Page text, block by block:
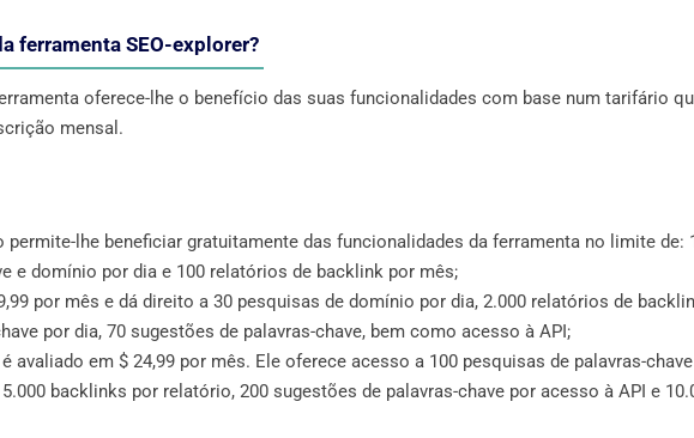
ferramenta SEO-explorer?
oferece-lhe o benefício das suas funcionalidades com base num tarifário
mensal.
permite-lhe beneficiar gratuitamente das funcionalidades da ferramenta no limite de:
e domínio por dia e 100 relatórios de backlink por mês;
por mês e dá direito a 30 pesquisas de domínio por dia, 2.000 relatórios de
por dia, 70 sugestões de palavras-chave, bem como acesso à API;
avaliado em $ 24,99 por mês. Ele oferece acesso a 100 pesquisas de palavras-
backlinks por relatório, 200 sugestões de palavras-chave por acesso à API e